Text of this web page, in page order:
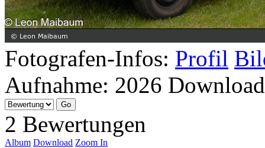
Fotografen-Infos: Profil
Aufnahme: 2026
2 Bewertungen
Album Download Zoom In